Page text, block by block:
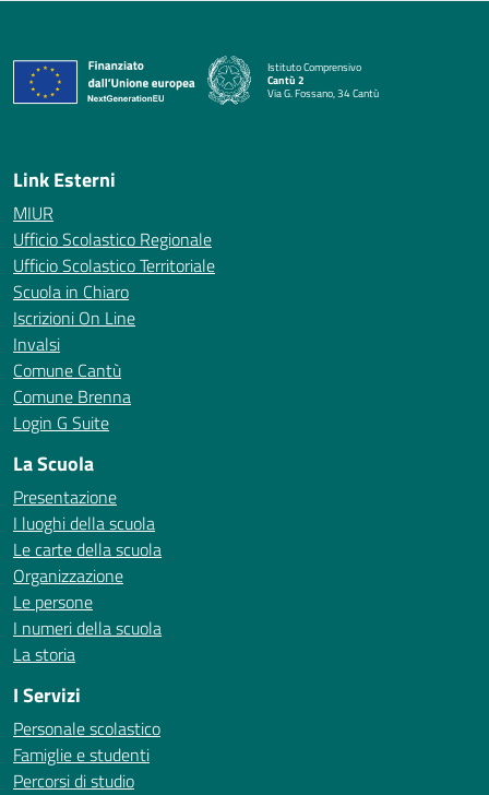
Istituto Comprensivo
Cantù 2
Via G. Fossano, 34 Cantù
— Visita la pagina iniziale della scuola
Link Esterni
MIUR
Ufficio Scolastico Regionale
Ufficio Scolastico Territoriale
Scuola in Chiaro
Iscrizioni On Line
Invalsi
Comune Cantù
Comune Brenna
Login G Suite
La Scuola
Presentazione
I luoghi della scuola
Le carte della scuola
Organizzazione
Le persone
I numeri della scuola
La storia
I Servizi
Personale scolastico
Famiglie e studenti
Percorsi di studio